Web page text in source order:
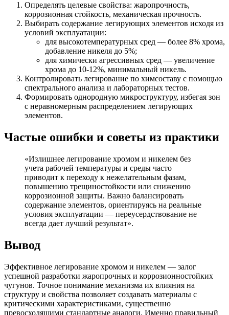
Определять целевые свойства: жаропрочность,
коррозионная стойкость, механическая прочность.
Выбирать содержание легирующих элементов исходя из
условий эксплуатации:
для высокотемпературных сред — более 8% хрома,
добавление никеля до 5%;
для химически агрессивных сред — увеличение
хрома до 10-12%, минимальный никель.
Контролировать легирование по химсоставу с помощью
спектрального анализа и лабораторных тестов.
Формировать однородную микроструктуру, избегая зон
с неравномерным распределением легирующих
элементов.
Частые ошибки и советы из практики
«Излишнее легирование хромом и никелем без
учета рабочей температуры и среды часто
приводит к переходу к нежелательным фазам,
повышению трещиностойкости или снижению
коррозионной защиты. Важно балансировать
содержание элементов, ориентируясь на реальные
условия эксплуатации — переусердствование не
всегда дает лучший результат».
Вывод
Эффективное легирование хромом и никелем — залог
успешной разработки жаропрочных и коррозионностойких
чугунов. Точное понимание механизма их влияния на
структуру и свойства позволяет создавать материалы с
критическими характеристиками, существенно
превосходящими стандартные аналоги. Именно правильный